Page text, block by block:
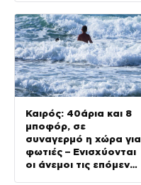
Καιρός: 40άρια και 8
μποφόρ, σε
συναγερμό η χώρα για
φωτιές – Ενισχύονται
οι άνεμοι τις επόμενες